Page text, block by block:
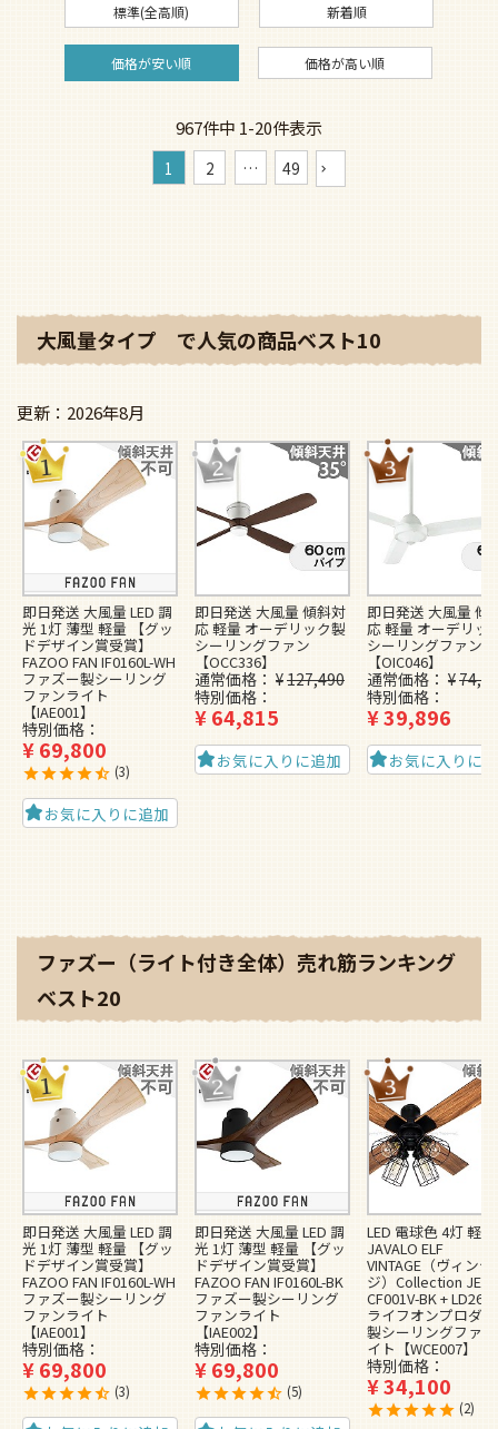
標準(全高順) 新着順
価格が安い順 価格が高い順
967件中 1-20件表示
1 2 … 49
大風量タイプ で人気の商品ベスト10
2026年8月
即日発送 大風量 LED 調
光 1灯 薄型 軽量 【グッ
ドデザイン賞受賞】
FAZOO FAN IF0160L-WH
ファズー製シーリング
ファンライト
【IAE001】
特別価格
¥69,800
3
お気に入りに追加
即日発送 大風量 傾斜対
応 軽量 オーデリック製
シーリングファン
【OCC336】
通常価格 ¥127,490
特別価格
¥64,815
お気に入りに追加
即日発送 大風量 傾
応 軽量 オーデリッ
シーリングファン
【OIC046】
通常価格 ¥
特別価格
¥39,896
お気に入りに
ファズー（ライト付き全体）売れ筋ランキング
ベスト20
即日発送 大風量 LED 調
光 1灯 薄型 軽量 【グッ
ドデザイン賞受賞】
FAZOO FAN IF0160L-WH
ファズー製シーリング
ファンライト
【IAE001】
特別価格
¥69,800
3
即日発送 大風量 LED 調
光 1灯 薄型 軽量 【グッ
ドデザイン賞受賞】
FAZOO FAN IF0160L-BK
ファズー製シーリング
ファンライト
【IAE002】
特別価格
¥69,800
5
LED 電球色 4灯 軽量
JAVALO ELF
VINTAGE（ヴィンテ
ジ）Collection JE-
CF001V-BK +
ライフオンプロダ
製シーリングファ
イト【WCE007】
特別価格
¥34,100
2